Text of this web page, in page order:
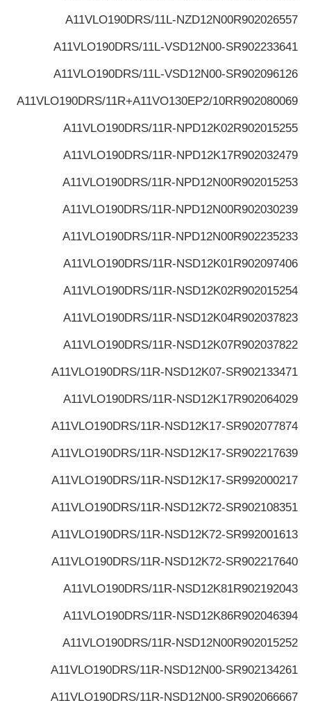
R902026557
A11VLO190DRS/11L-NZD12N00
R902233641
A11VLO190DRS/11L-VSD12N00-S
R902096126
A11VLO190DRS/11L-VSD12N00-S
R902080069
A11VLO190DRS/11R+A11VO130EP2/10R
R902015255
A11VLO190DRS/11R-NPD12K02
R902032479
A11VLO190DRS/11R-NPD12K17
R902015253
A11VLO190DRS/11R-NPD12N00
R902030239
A11VLO190DRS/11R-NPD12N00
R902235233
A11VLO190DRS/11R-NPD12N00
R902097406
A11VLO190DRS/11R-NSD12K01
R902015254
A11VLO190DRS/11R-NSD12K02
R902037823
A11VLO190DRS/11R-NSD12K04
R902037822
A11VLO190DRS/11R-NSD12K07
R902133471
A11VLO190DRS/11R-NSD12K07-S
R902064029
A11VLO190DRS/11R-NSD12K17
R902077874
A11VLO190DRS/11R-NSD12K17-S
R902217639
A11VLO190DRS/11R-NSD12K17-S
R992000217
A11VLO190DRS/11R-NSD12K17-S
R902108351
A11VLO190DRS/11R-NSD12K72-S
R992001613
A11VLO190DRS/11R-NSD12K72-S
R902217640
A11VLO190DRS/11R-NSD12K72-S
R902192043
A11VLO190DRS/11R-NSD12K81
R902046394
A11VLO190DRS/11R-NSD12K86
R902015252
A11VLO190DRS/11R-NSD12N00
R902134261
A11VLO190DRS/11R-NSD12N00-S
R902066667
A11VLO190DRS/11R-NSD12N00-S